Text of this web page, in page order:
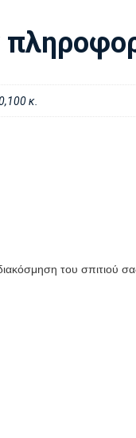
κ.
διακόσμηση του